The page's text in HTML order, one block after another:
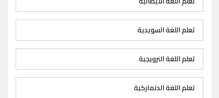
تعلم اللغة السويدية
تعلم اللغة النرويجية
تعلم اللغة الدنماركية